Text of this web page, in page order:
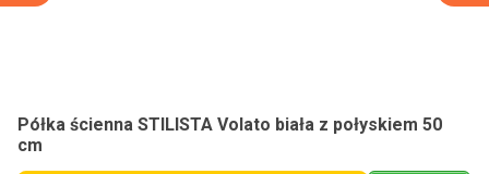
Półka ścienna STILISTA Volato biała z połyskiem 50
cm